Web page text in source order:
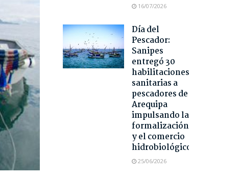
16/07/2026
Día del
Pescador:
Sanipes
entregó 30
habilitaciones
sanitarias a
pescadores de
Arequipa
impulsando la
formalización
y el comercio
hidrobiológico
25/06/2026